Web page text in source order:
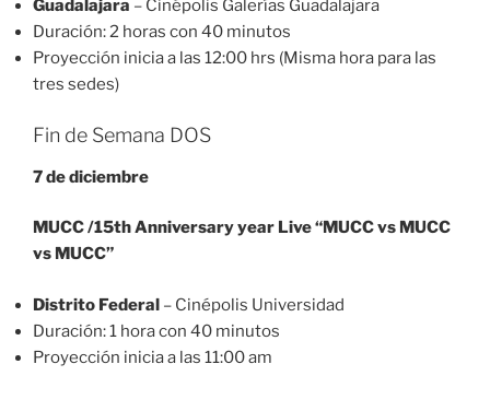
Guadalajara – Cinépolis Galerías Guadalajara
Duración: 2 horas con 40 minutos
Proyección inicia a las 12:00 hrs (Misma hora para las
tres sedes)
Fin de Semana DOS
7 de diciembre
MUCC /15th Anniversary year Live “MUCC vs MUCC
vs MUCC”
Distrito Federal – Cinépolis Universidad
Duración: 1 hora con 40 minutos
Proyección inicia a las 11:00 am